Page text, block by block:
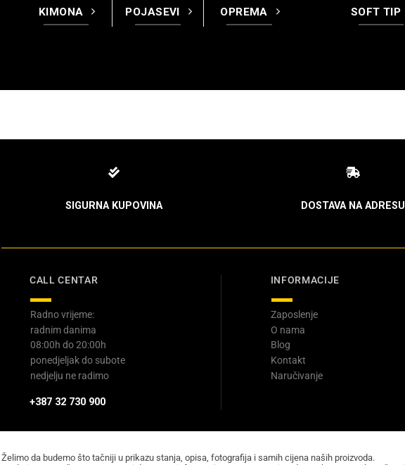
KIMONA POJASEVI OPREMA SOFT TIP
SIGURNA KUPOVINA DOSTAVA NA ADRESU
CALL CENTAR
Radno vrijeme:
radnim danima
08:00h do 20:00h
ponedjeljak do subote
nedjelju ne radimo
+387 32 730 900
INFORMACIJE
Zaposlenje
O nama
Blog
Kontakt
Naručivanje
Želimo da budemo što tačniji u prikazu stanja, opisa, fotografija i samih cijena naših proizvoda.